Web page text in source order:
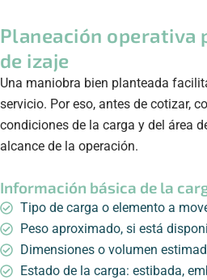
Planeación operativa
de izaje
Una maniobra bien planteada
servicio. Por eso, antes de cotizar,
condiciones de la carga y del área
alcance de la operación.
Información básica de la
Tipo de carga o elemento a
Peso aproximado, si está
Dimensiones o volumen
Estado de la carga: estibada,